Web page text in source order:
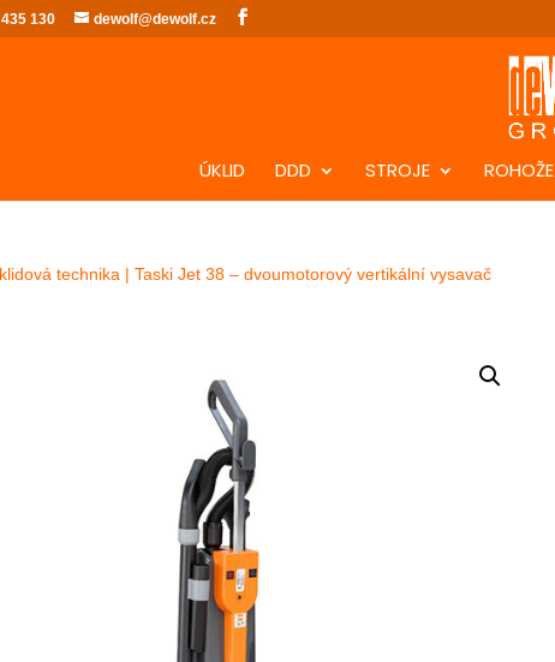
130 dewolf@dewolf.cz
ÚKLID DDD STROJE ROHOŽE
technika | Taski Jet 38 – dvoumotorový vertikální vysavač